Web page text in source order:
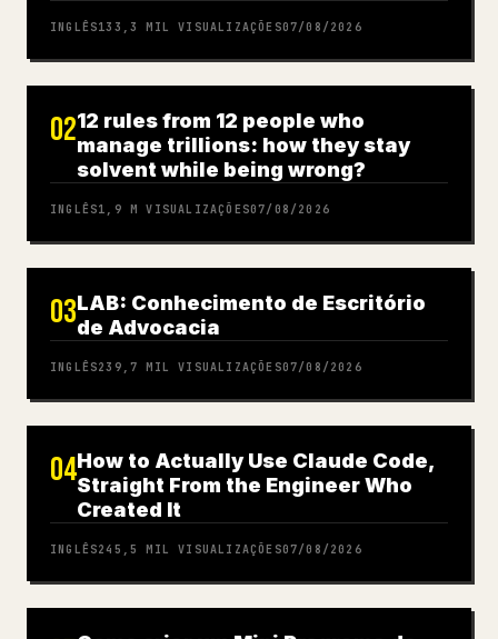
INGLÊS133,3 MIL VISUALIZAÇÕES07/08/2026
0212 rules from 12 people who
manage trillions: how they stay
solvent while being wrong?
INGLÊS1,9 M VISUALIZAÇÕES07/08/2026
03LAB: Conhecimento de Escritório
de Advocacia
INGLÊS239,7 MIL VISUALIZAÇÕES07/08/2026
04How to Actually Use Claude Code,
Straight From the Engineer Who
Created It
INGLÊS245,5 MIL VISUALIZAÇÕES07/08/2026